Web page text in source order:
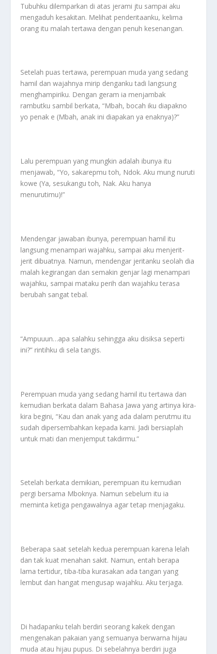
Tubuhku dilemparkan di atas jerami jtu sampai aku
mengaduh kesakitan. Melihat penderitaanku, kelima
orang itu malah tertawa dengan penuh kesenangan.
Setelah puas tertawa, perempuan muda yang sedang
hamil dan wajahnya mirip denganku tadi langsung
menghampiriku. Dengan geram ia menjambak
rambutku sambil berkata, “Mbah, bocah iku diapakno
yo penak e (Mbah, anak ini diapakan ya enaknya)?”
Lalu perempuan yang mungkin adalah ibunya itu
menjawab, “Yo, sakarepmu toh, Ndok. Aku mung nuruti
kowe (Ya, sesukangu toh, Nak. Aku hanya
menurutimu)!”
Mendengar jawaban ibunya, perempuan hamil itu
langsung menampari wajahku, sampai aku menjerit-
jerit dibuatnya. Namun, mendengar jeritanku seolah dia
malah kegirangan dan semakin genjar lagi menampari
wajahku, sampai mataku perih dan wajahku terasa
berubah sangat tebal.
“Ampuuun…apa salahku sehingga aku disiksa seperti
ini?” rintihku di sela tangis.
Perempuan muda yang sedang hamil itu tertawa dan
kemudian berkata dalam Bahasa Jawa yang artinya kira-
kira begini, “Kau dan anak yang ada dalam perutmu itu
sudah dipersembahkan kepada kami. Jadi bersiaplah
untuk mati dan menjemput takdirmu.”
Setelah berkata demikian, perempuan itu kemudian
pergi bersama Mboknya. Namun sebelum itu ia
meminta ketiga pengawalnya agar tetap menjagaku.
Beberapa saat setelah kedua perempuan karena lelah
dan tak kuat menahan sakit. Namun, entah berapa
lama tertidur, tiba-tiba kurasakan ada tangan yang
lembut dan hangat mengusap wajahku. Aku terjaga.
Di hadapanku telah berdiri seorang kakek dengan
mengenakan pakaian yang semuanya berwarna hijau
muda atau hijau pupus. Di sebelahnya berdiri juga